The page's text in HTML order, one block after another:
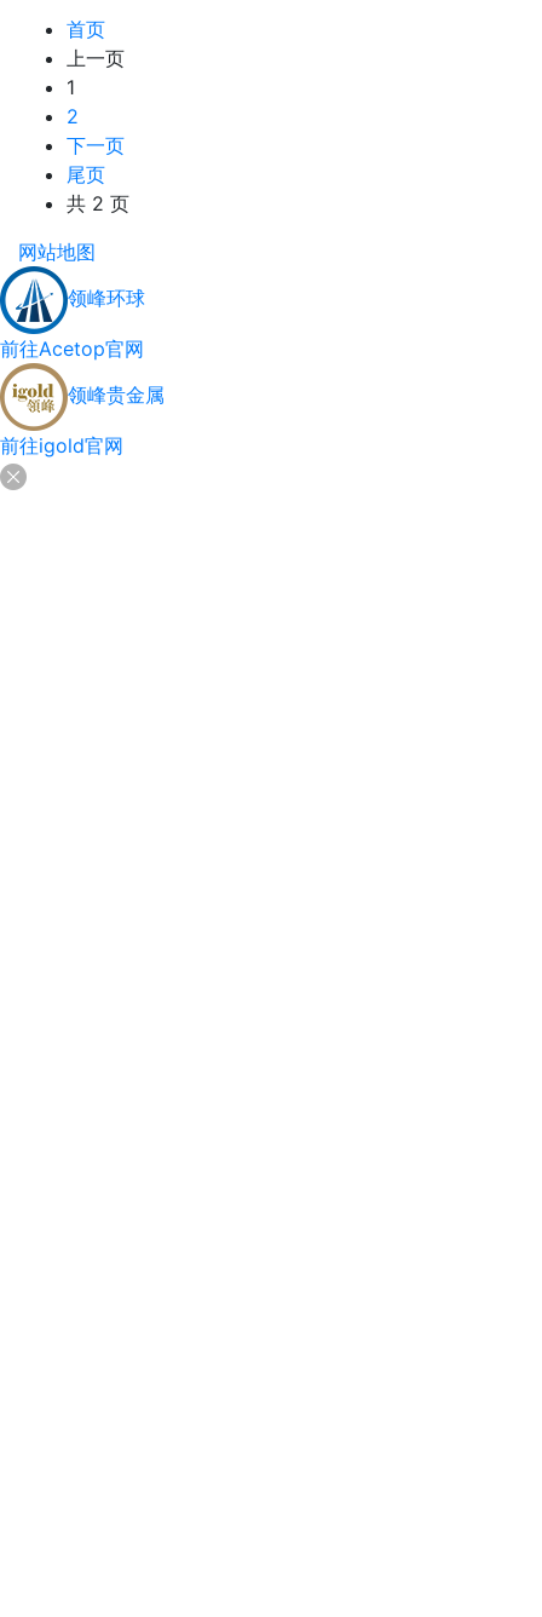
首页
上一页
1
2
下一页
尾页
共 2 页
网站地图
领峰环球
前往Acetop官网
领峰贵金属
前往igold官网